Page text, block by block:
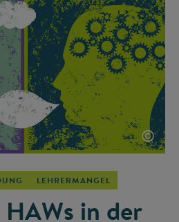
©
LEHRERMANGEL
in der